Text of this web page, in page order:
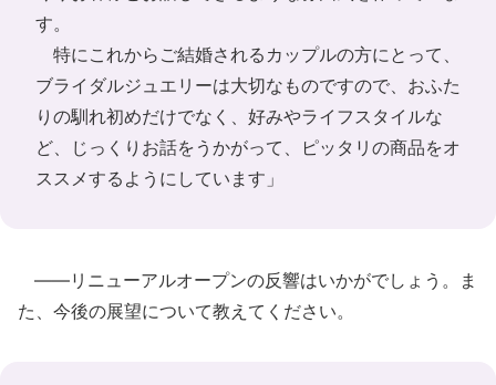
す。
特にこれからご結婚されるカップルの方にとって、
ブライダルジュエリーは大切なものですので、おふた
りの馴れ初めだけでなく、好みやライフスタイルな
ど、じっくりお話をうかがって、ピッタリの商品をオ
ススメするようにしています」
――リニューアルオープンの反響はいかがでしょう。ま
た、今後の展望について教えてください。